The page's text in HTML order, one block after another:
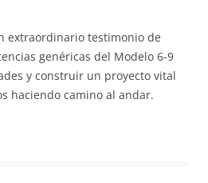
extraordinario testimonio de
genéricas del Modelo 6-9
y construir un proyecto vital
haciendo camino al andar.